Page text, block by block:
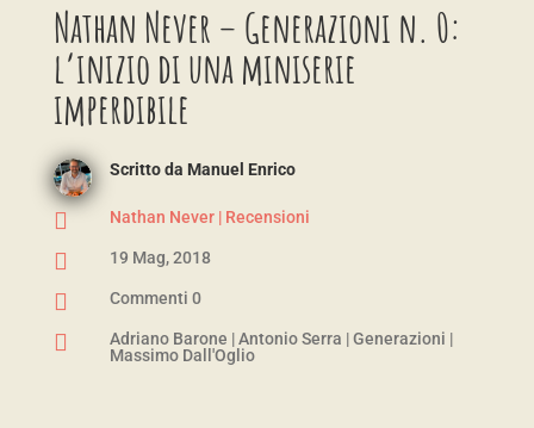
Nathan Never – Generazioni n. 0:
l’inizio di una miniserie
imperdibile
Scritto da Manuel Enrico
 Nathan Never| Recensioni
 19 Mag, 2018
 Commenti 0
 Adriano Barone |Antonio Serra |Generazioni |
Massimo Dall'Oglio